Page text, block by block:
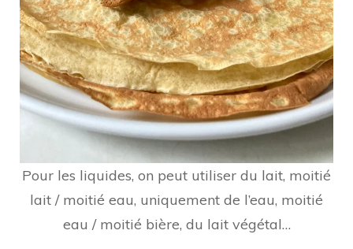
Pour les liquides, on peut utiliser du lait, moitié
lait / moitié eau, uniquement de l’eau, moitié
eau / moitié bière, du lait végétal…